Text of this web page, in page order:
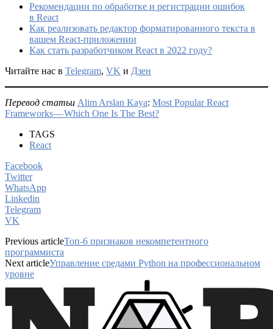
Рекомендации по обработке и регистрации ошибок
в React
Как реализовать редактор форматированного текста в
вашем React-приложении
Как стать разработчиком React в 2022 году?
Читайте нас в Telegram, VK и Дзен
Перевод статьи Alim Arslan Kaya: Most Popular React
Frameworks — Which One Is The Best?
TAGS
React
Facebook
Twitter
WhatsApp
Linkedin
Telegram
VK
Previous articleТоп-6 признаков некомпетентного
программиста
Next articleУправление средами Python на профессиональном
уровне